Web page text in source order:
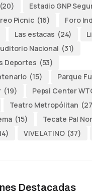
(20) Estadio GNP
Picnic (16) Foro
Las estacas (24)
Nacional (31)
Deportes (53)
(15) Parque
(19) Pepsi Center
Teatro Metropólitan
(15) Tecate Pal
VIVE LATINO (37)
Destacadas